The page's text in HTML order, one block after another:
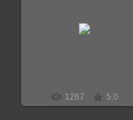
1267 5.0